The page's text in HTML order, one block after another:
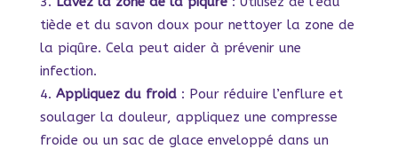
tiède et du savon doux pour nettoyer la zone de
la piqûre. Cela peut aider à prévenir une
infection.
Appliquez du froid: Pour réduire l’enflure et
soulager la douleur, appliquez une compresse
froide ou un sac de glace enveloppé dans un